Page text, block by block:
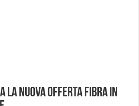
la nuova offerta fibra in